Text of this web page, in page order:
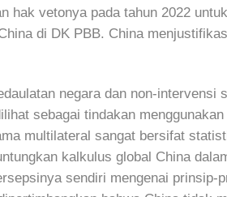
hak vetonya pada tahun 2022
di DK PBB. China
negara dan non-
sebagai tindakan
multilateral sangat bersifat
kalkulus global China
sendiri mengenai